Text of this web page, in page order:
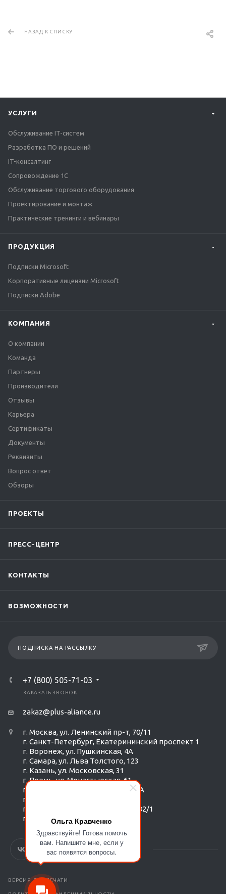
Ольга Кравченко
Здравствуйте! Готова помочь
вам. Напишите мне, если у
вас появятся вопросы.
НАЗАД К СПИСКУ
УСЛУГИ
Обслуживание IT-систем
Разработка ПО и решений
IT-консалтинг
Сопровождение 1С
Обслуживание торгового оборудования
Проектирование и монтаж
Практические тренинги и вебинары
ПРОДУКЦИЯ
Подписки Microsoft
Корпоративные лицензии Microsoft
Подписки Adobe
КОМПАНИЯ
О компании
Команда
Партнеры
Производители
Отзывы
Карьера
Сертификаты
Документы
Реквизиты
Вопрос ответ
Обзоры
ПРОЕКТЫ
ПРЕСС-ЦЕНТР
КОНТАКТЫ
ВОЗМОЖНОСТИ
ПОДПИСКА НА РАССЫЛКУ
+7 (800) 505-71-03
ЗАКАЗАТЬ ЗВОНОК
zakaz@plus-aliance.ru
г. Москва, ул. Ленинский пр-т, 70/11
г. Санкт-Петербург, Екатерининский проспект 1
г. Воронеж, ул. Пушкинская, 4А
г. Самара, ул. Льва Толстого, 123
г. Казань, ул. Московская, 31
г. Пермь, ул. Монастырская, 61
г. Екатеринбург, ул. Радищева 6А
г. Тюмень, ул. Республики 252/6
г. Новосибирск, Красный пр-т, 182/1
г. Омск, ул. ​Гагарина, 14
ВЕРСИЯ ДЛЯ ПЕЧАТИ